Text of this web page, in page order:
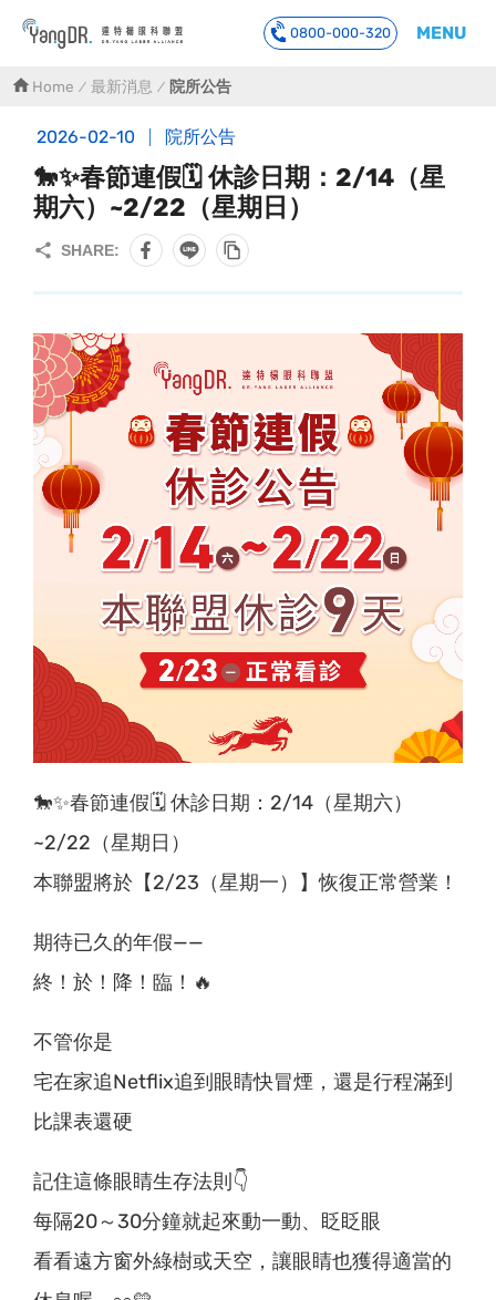
到主要內容
0800-000-320 MENU
Home 最新消息 院所公告
2026-02-10 院所公告
🐎✨春節連假🗓️ 休診日期：2/14（星
期六）~2/22（星期日）
🐎✨春節連假🗓️ 休診日期：2/14（星期六）
~2/22（星期日）
本聯盟將於【2/23（星期一）】恢復正常營業！
期待已久的年假——
終！於！降！臨！🔥
不管你是
宅在家追Netflix追到眼睛快冒煙，還是行程滿到
比課表還硬
記住這條眼睛生存法則👇
每隔20～30分鐘就起來動一動、眨眨眼
看看遠方窗外綠樹或天空，讓眼睛也獲得適當的